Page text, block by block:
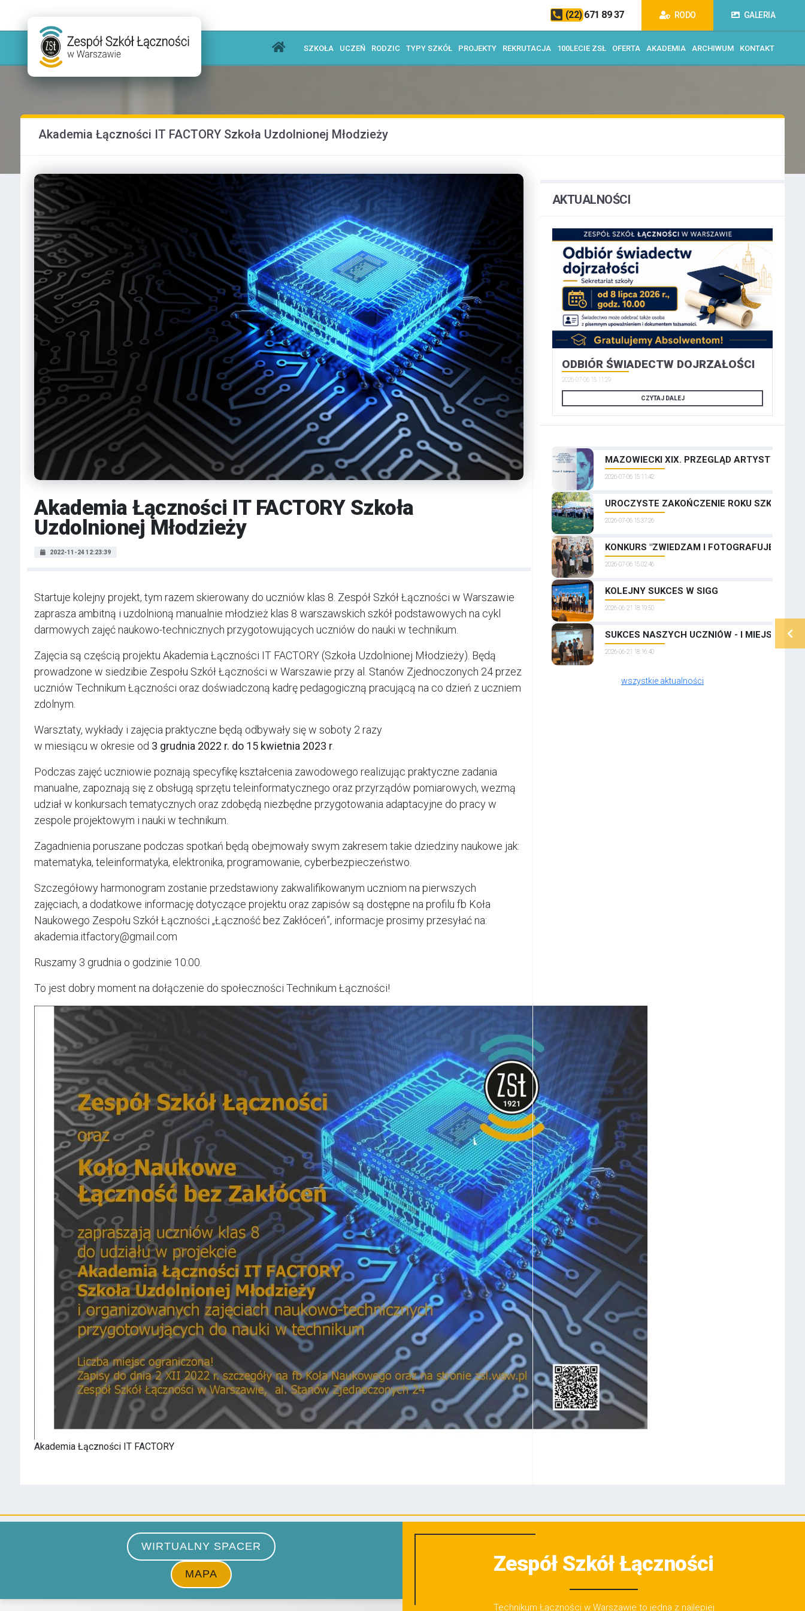
(22) 671 89 37 RODO GALERIA
SZKOŁA UCZEŃ RODZIC TYPY SZKÓŁ PROJEKTY REKRUTACJA 100LECIE ZSŁ OFERTA AKADEMIA ARCHIWUM KONTAKT
Akademia Łączności IT FACTORY Szkoła Uzdolnionej Młodzieży
Akademia Łączności IT FACTORY Szkoła
Uzdolnionej Młodzieży
2022-11-24 12:23:39
Startuje kolejny projekt, tym razem skierowany do uczniów klas 8. Zespół Szkół Łączności w Warszawie
zaprasza ambitną i uzdolnioną manualnie młodzież klas 8 warszawskich szkół podstawowych na cykl
darmowych zajęć naukowo-technicznych przygotowujących uczniów do nauki w technikum.
Zajęcia są częścią projektu Akademia Łączności IT FACTORY (Szkoła Uzdolnionej Młodzieży). Będą
prowadzone w siedzibie Zespołu Szkół Łączności w Warszawie przy al. Stanów Zjednoczonych 24 przez
uczniów Technikum Łączności oraz doświadczoną kadrę pedagogiczną pracującą na co dzień z uczniem
zdolnym.
Warsztaty, wykłady i zajęcia praktyczne będą odbywały się w soboty 2 razy
w miesiącu w okresie od 3 grudnia 2022 r. do 15 kwietnia 2023 r.
Podczas zajęć uczniowie poznają specyfikę kształcenia zawodowego realizując praktyczne zadania
manualne, zapoznają się z obsługą sprzętu teleinformatycznego oraz przyrządów pomiarowych, wezmą
udział w konkursach tematycznych oraz zdobędą niezbędne przygotowania adaptacyjne do pracy w
zespole projektowym i nauki w technikum.
Zagadnienia poruszane podczas spotkań będą obejmowały swym zakresem takie dziedziny naukowe jak:
matematyka, teleinformatyka, elektronika, programowanie, cyberbezpieczeństwo.
Szczegółowy harmonogram zostanie przedstawiony zakwalifikowanym uczniom na pierwszych
zajęciach, a dodatkowe informację dotyczące projektu oraz zapisów są dostępne na profilu fb Koła
Naukowego Zespołu Szkół Łączności „Łączność bez Zakłóceń”, informacje prosimy przesyłać na:
akademia.itfactory@gmail.com
Ruszamy 3 grudnia o godzinie 10:00.
To jest dobry moment na dołączenie do społeczności Technikum Łączności!
Akademia Łączności IT FACTORY
AKTUALNOŚCI
ODBIÓR ŚWIADECTW DOJRZAŁOŚCI
2026-07-06 15:11:29
CZYTAJ DALEJ
MAZOWIECKI XIX. PRZEGLĄD
2026-07-06 15:11:42
UROCZYSTE ZAKOŃCZENIE ROKU
2026-07-06 15:37:26
KONKURS "ZWIEDZAM I FOTOGRAFUJĘ
2026-07-06 15:02:46
KOLEJNY SUKCES W SIGG
2026-06-21 18:19:50
SUKCES NASZYCH UCZNIÓW - I MIEJSCE W
2026-06-21 18:16:40
wszystkie aktualności
Zespół Szkół Łączności
Technikum Łączności w Warszawie to jedna z najlepiej